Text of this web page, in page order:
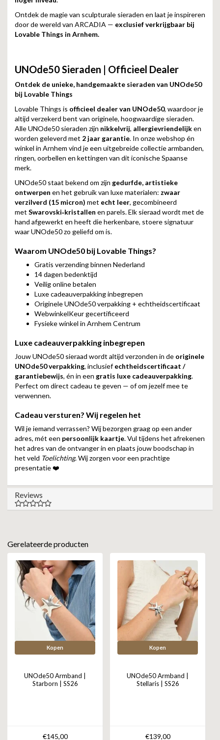
Ontdek de magie van sculpturale sieraden en laat je inspireren
door de wereld van ARCADIA — exclusief verkrijgbaar bij
Lovable Things in Arnhem.
UNOde50 Sieraden | Officieel Dealer
Ontdek de unieke, handgemaakte sieraden van UNOde50
bij Lovable Things
Lovable Things is officieel dealer van UNOde50, waardoor je
altijd verzekerd bent van originele, hoogwaardige sieraden.
Alle UNOde50 sieraden zijn nikkelvrij, allergievriendelijken
worden geleverd met 2 jaar garantie. In onze webshop én
winkel in Arnhem vind je een uitgebreide collectie armbanden,
ringen, oorbellen en kettingen van dit iconische Spaanse
merk.
UNOde50 staat bekend om zijn gedurfde, artistieke
ontwerpen en het gebruik van luxe materialen: zwaar
verzilverd (15 micron) met echt leer, gecombineerd
met Swarovski‑kristallen en parels. Elk sieraad wordt met de
hand afgewerkt en heeft die herkenbare, stoere signatuur
waar UNOde50 zo geliefd om is.
Waarom UNOde50 bij Lovable Things?
Gratis verzending binnen Nederland
14 dagen bedenktijd
Veilig online betalen
Luxe cadeauverpakking inbegrepen
Originele UNOde50 verpakking + echtheidscertificaat
WebwinkelKeur gecertificeerd
Fysieke winkel in Arnhem Centrum
Luxe cadeauverpakking inbegrepen
Jouw UNOde50 sieraad wordt altijd verzonden in de originele
UNOde50 verpakking, inclusiefechtheidscertificaat /
garantiebewijs, én in een gratis luxe cadeauverpakking.
Perfect om direct cadeau te geven — of om jezelf mee te
verwennen.
Cadeau versturen? Wij regelen het
Wil je iemand verrassen? Wij bezorgen graag op een ander
adres, mét een persoonlijk kaartje. Vul tijdens het afrekenen
het adres van de ontvanger in en plaats jouw boodschap in
het veld Toelichting. Wij zorgen voor een prachtige
presentatie ❤️
Reviews
Gerelateerde producten
Kopen
UNOde50 Armband |
Starborn | SS26
€145,00
Kopen
UNOde50 Armband |
Stellaris | SS26
€139,00